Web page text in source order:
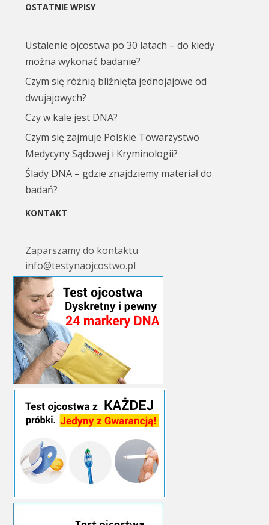
OSTATNIE WPISY
Ustalenie ojcostwa po 30 latach – do kiedy
można wykonać badanie?
Czym się różnią bliźnięta jednojajowe od
dwujajowych?
Czy w kale jest DNA?
Czym się zajmuje Polskie Towarzystwo
Medycyny Sądowej i Kryminologii?
Ślady DNA – gdzie znajdziemy materiał do
badań?
KONTAKT
Zaparszamy do kontaktu
info@testynaojcostwo.pl